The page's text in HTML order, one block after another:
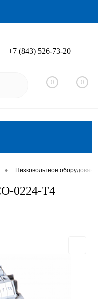
Вход
+7 (843) 526-73-20
0 0
• Низковольтное
0224-T4